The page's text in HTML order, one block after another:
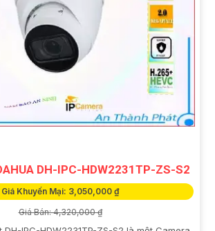
DH-IPC-HDW2231TP-ZS-S2
Giá Khuyến Mại: 3,050,000 ₫
Giá Bán: 4,320,000 ₫